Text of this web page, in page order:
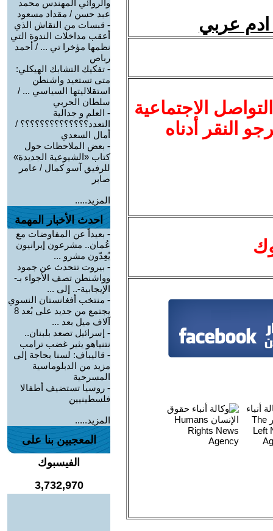
عربي
الاجتماعية
النقر أدناه
والروائي المهندس محمد
عبد حسن / مقداد مسعود
- قبسات من النقاش الذي
أعقب مداخلات الندوة التي
نظمها مؤخرا تي ... / أحمد
رباص
- تفكيك التشابك الهيكلي:
متى تستعيد واشنطن
استقلاليتها السياسي ... /
سلطان الحربي
- العلم و جدالية
التعدد؟؟؟؟؟؟؟؟؟؟؟؟؟؟ /
أمال السعدي
- بعض الملاحظات حول
كتاب «الشيوعية الجديدة»
للرفيق آسو كمال / عامر
صابر
المزيد.....
احدث الأخبار المهمة
- بعيداً عن المفاوضات مع
عُمان.. مشرعون إيرانيون
يُعِدّون مشرو ...
- بيروت تتحدث عن جمود
وواشنطن تصف الأجواء بـ-
الإيجابية-.. إلى ...
- منتخب أفغانستان النسوي
يجتمع من جديد على بُعد 8
آلاف ميل بعد ...
- إسرائيل تصعد بلبنان..
نتنياهو يثير غضب ترامب
- قاليباف: لسنا بحاجة إلى
مزيد من الدبلوماسية
المسرحية
- روسيا تستضيف أطفالا
فلسطينيين
المزيد.....
المعجبين بنا على
الفيسبوك
3,732,970